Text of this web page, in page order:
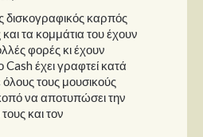
δισκογραφικός καρπός
τα κομμάτια του έχουν
φορές κι έχουν
Cash έχει γραφτεί κατά
τους μουσικούς
να αποτυπώσει την
και τον